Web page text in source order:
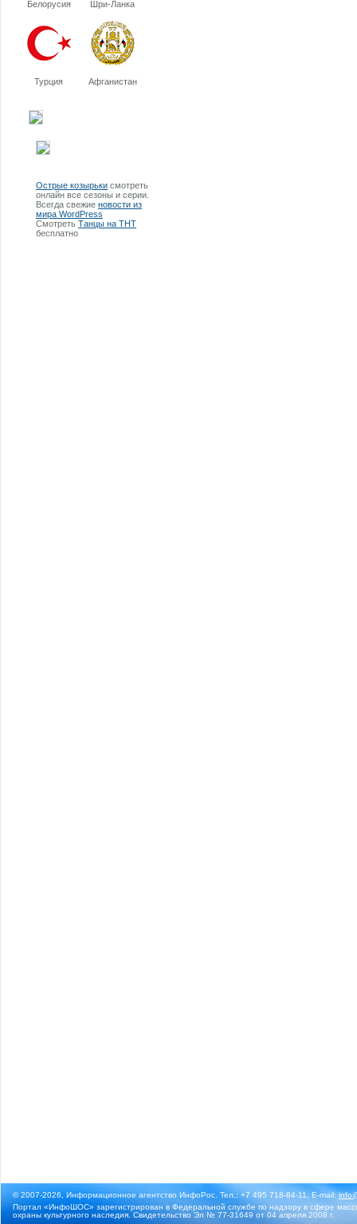
Белорусия Шри-Ланка
Турция Афганистан
Острые козырьки смотреть
онлайн все сезоны и серии.
Всегда свежие новости из
мира WordPress
Смотреть Танцы на ТНТ
бесплатно
© 2007-2026, Информационное агентство ИнфоРос. Тел.: +7 495 718-84-11, E-mail:
Портал «ИнфоШОС» зарегистрирован в Федеральной службе по надзору в сфере
охраны культурного наследия. Свидетельство Эл № 77-31649 от 04 апреля 2008 г.